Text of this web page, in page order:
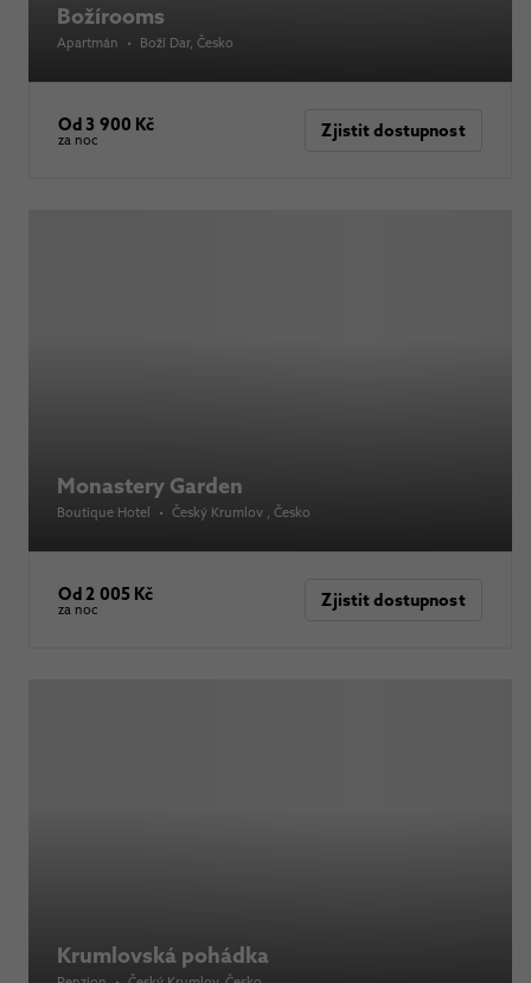
Božírooms
Apartmán • Boží Dar, Česko
Od 3 900 Kč
za noc Zjistit dostupnost
Monastery Garden
Boutique Hotel • Český Krumlov , Česko
Od 2 005 Kč
za noc Zjistit dostupnost
Krumlovská pohádka